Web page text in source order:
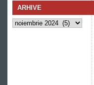
ARHIVE
Arhive